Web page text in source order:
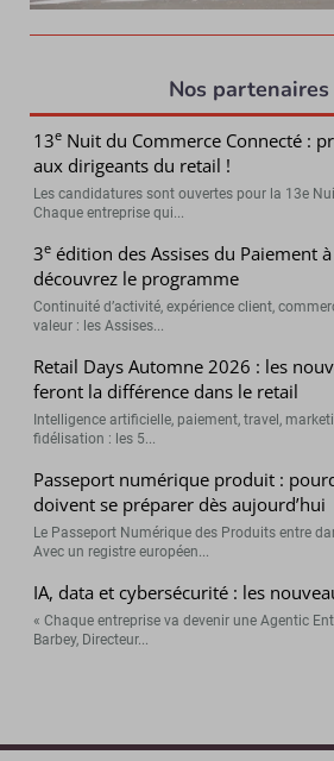
Nos
13e Nuit du Commerce Connecté :
aux dirigeants du retail !
Les candidatures sont ouvertes pour la 13e
Chaque entreprise qui...
3e édition des Assises du Paiement
découvrez le programme
Continuité d’activité, expérience client,
valeur : les Assises...
Retail Days Automne 2026 : les
feront la différence dans le retail
Intelligence artificielle, paiement, travel,
fidélisation : les 5...
Passeport numérique produit :
doivent se préparer dès aujourd’hui
Le Passeport Numérique des Produits entre
Avec un registre européen...
IA, data et cybersécurité : les
« Chaque entreprise va devenir une Agentic
Barbey, Directeur...